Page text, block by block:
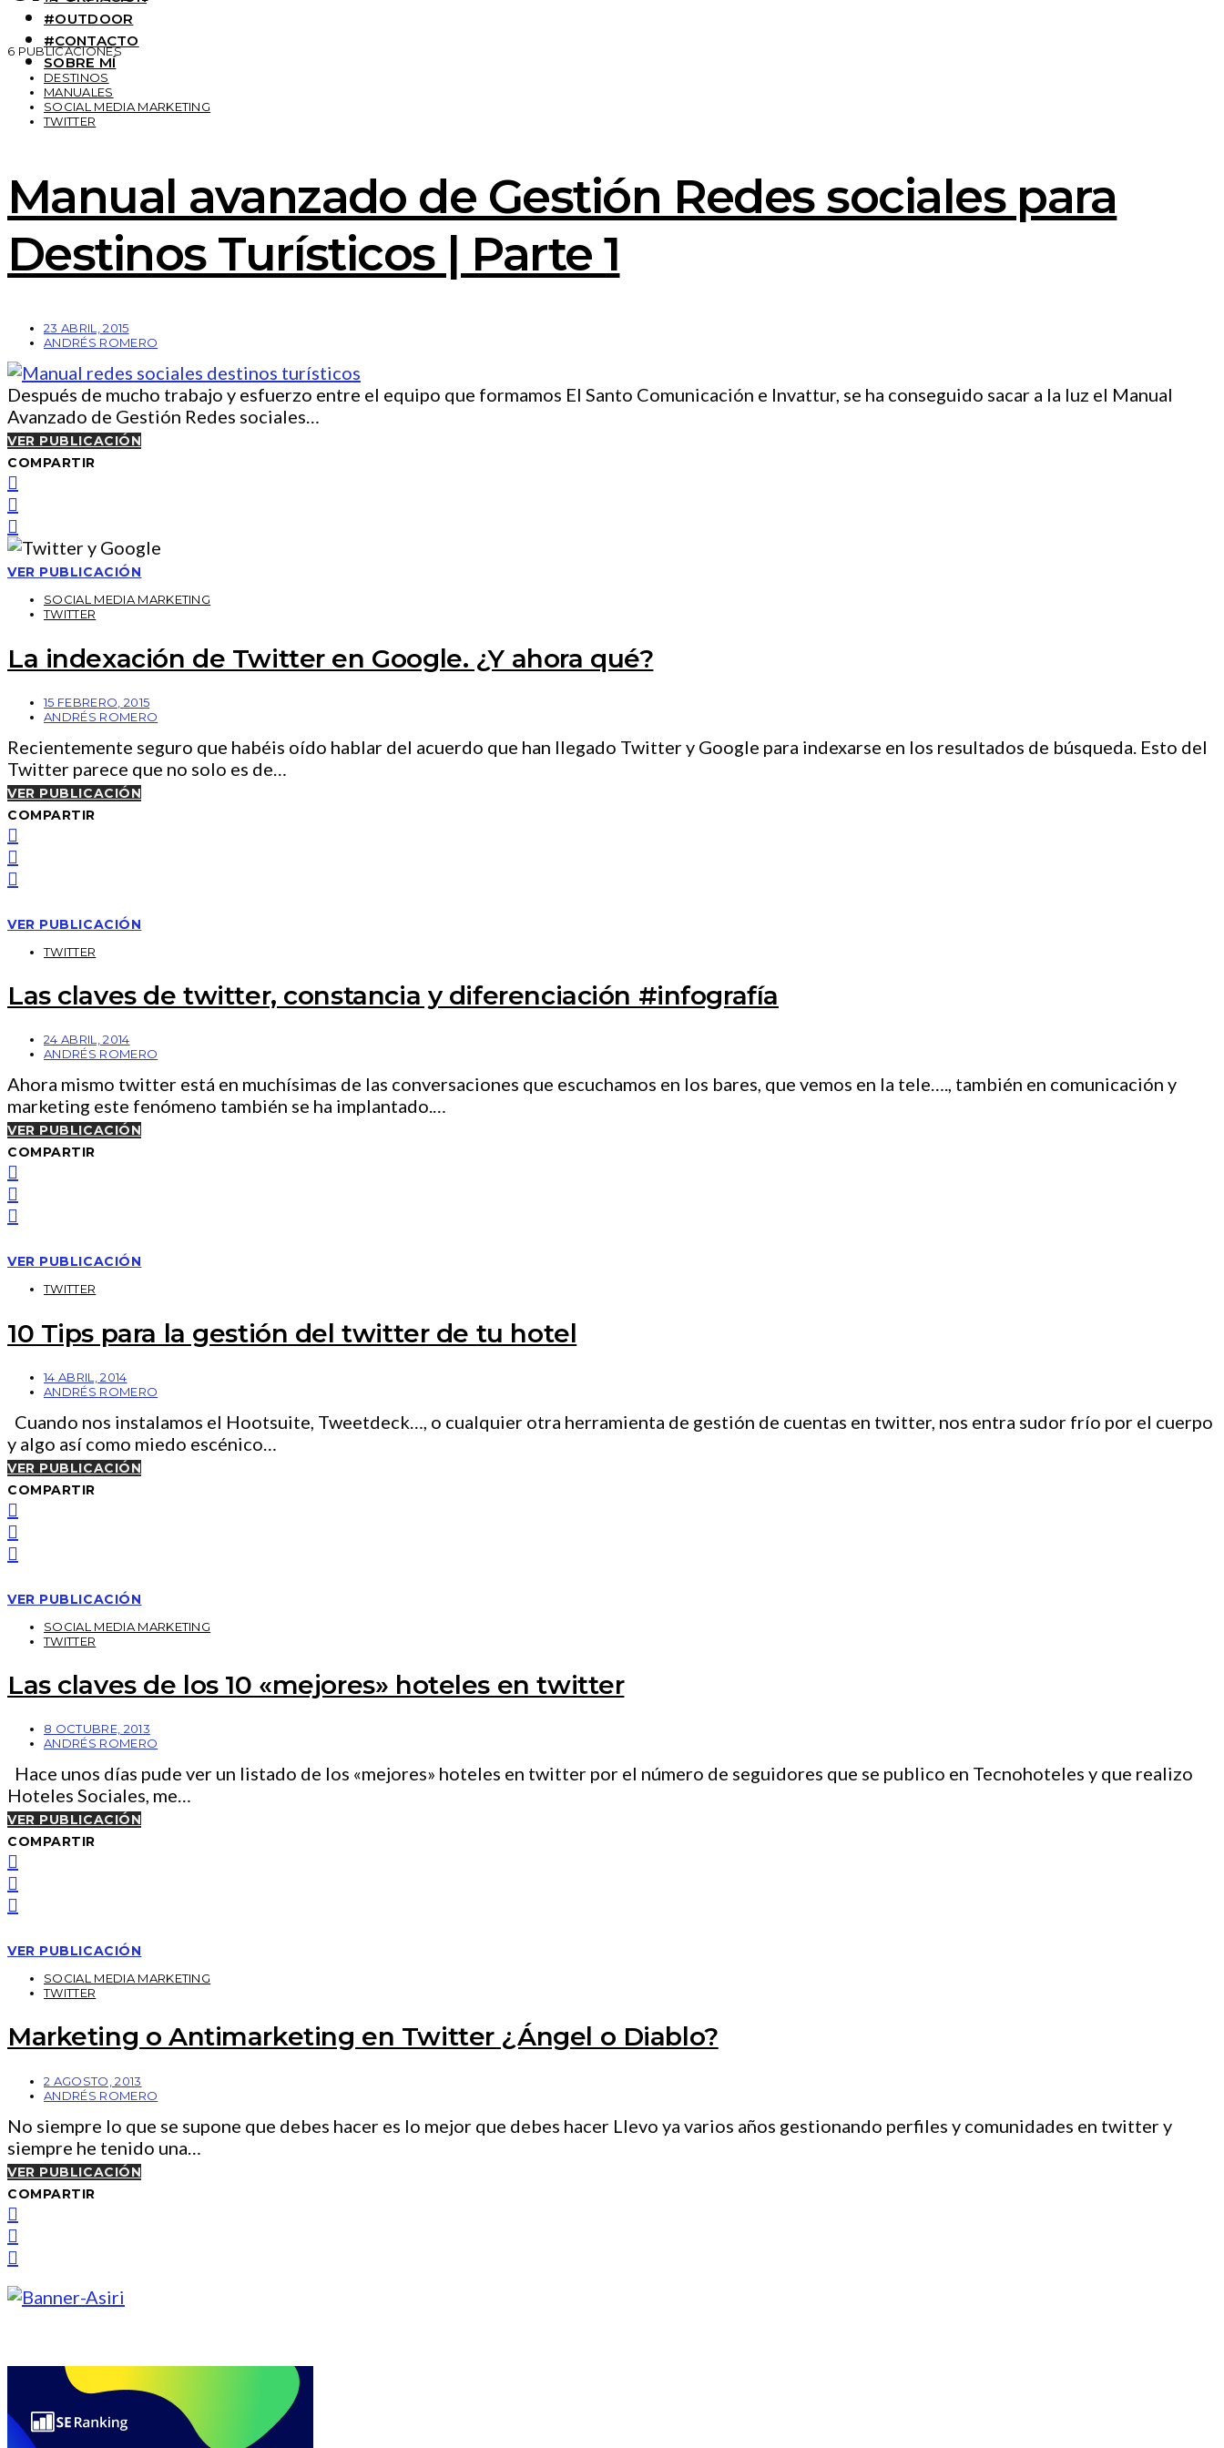
#OUTDOOR
#CONTACTO
SOBRE MÍ
6 PUBLICACIONES
DESTINOS
MANUALES
SOCIAL MEDIA MARKETING
TWITTER
Manual avanzado de Gestión Redes sociales para
Destinos Turísticos | Parte 1
23 ABRIL, 2015
ANDRÉS ROMERO
Después de mucho trabajo y esfuerzo entre el equipo que formamos El Santo Comunicación e Invattur, se ha conseguido sacar a la luz el Manual
Avanzado de Gestión Redes sociales…
VER PUBLICACIÓN
COMPARTIR
VER PUBLICACIÓN
SOCIAL MEDIA MARKETING
TWITTER
La indexación de Twitter en Google. ¿Y ahora qué?
15 FEBRERO, 2015
ANDRÉS ROMERO
Recientemente seguro que habéis oído hablar del acuerdo que han llegado Twitter y Google para indexarse en los resultados de búsqueda. Esto del
Twitter parece que no solo es de…
VER PUBLICACIÓN
COMPARTIR
VER PUBLICACIÓN
TWITTER
Las claves de twitter, constancia y diferenciación #infografía
24 ABRIL, 2014
ANDRÉS ROMERO
Ahora mismo twitter está en muchísimas de las conversaciones que escuchamos en los bares, que vemos en la tele…., también en comunicación y
marketing este fenómeno también se ha implantado.…
VER PUBLICACIÓN
COMPARTIR
VER PUBLICACIÓN
TWITTER
10 Tips para la gestión del twitter de tu hotel
14 ABRIL, 2014
ANDRÉS ROMERO
Cuando nos instalamos el Hootsuite, Tweetdeck…, o cualquier otra herramienta de gestión de cuentas en twitter, nos entra sudor frío por el cuerpo
y algo así como miedo escénico…
VER PUBLICACIÓN
COMPARTIR
VER PUBLICACIÓN
SOCIAL MEDIA MARKETING
TWITTER
Las claves de los 10 «mejores» hoteles en twitter
8 OCTUBRE, 2013
ANDRÉS ROMERO
Hace unos días pude ver un listado de los «mejores» hoteles en twitter por el número de seguidores que se publico en Tecnohoteles y que realizo
Hoteles Sociales, me…
VER PUBLICACIÓN
COMPARTIR
VER PUBLICACIÓN
SOCIAL MEDIA MARKETING
TWITTER
Marketing o Antimarketing en Twitter ¿Ángel o Diablo?
2 AGOSTO, 2013
ANDRÉS ROMERO
No siempre lo que se supone que debes hacer es lo mejor que debes hacer Llevo ya varios años gestionando perfiles y comunidades en twitter y
siempre he tenido una…
VER PUBLICACIÓN
COMPARTIR